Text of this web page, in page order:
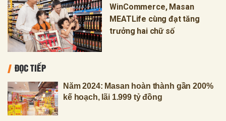
WinCommerce, Masan
MEATLife cùng đạt tăng
trưởng hai chữ số
ĐỌC TIẾP
Năm 2024: Masan hoàn thành gần 200%
kế hoạch, lãi 1.999 tỷ đồng